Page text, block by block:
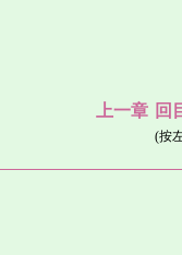
上一章 回
(按